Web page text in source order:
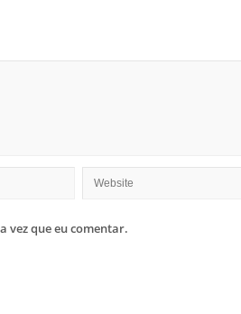
vez que eu comentar.